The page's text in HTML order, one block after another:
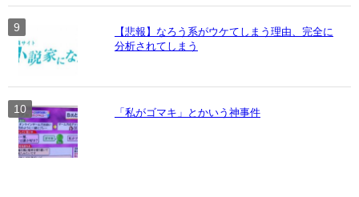
【悲報】なろう系がウケてしまう理由、完全に
分析されてしまう
「私がゴマキ」とかいう神事件